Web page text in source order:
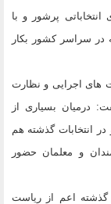
پرشور و با
شده در 33 سال گذشته در سراسر کشور بکار
های اجرایی و نظارت
درمیان بسیاری از
انتخابات گذشته هم
و معلمان حضور
گذشته اعم از ریاست